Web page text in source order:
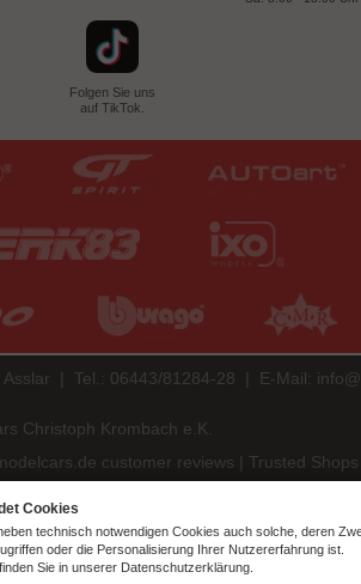
Folgen Sie uns
auf TikTok.
| Tel.: 06443/81284-28 | E-Mail:
Christoph Krombach e.K.
customer reviews | Trusted Shops
Cookies
technisch notwendigen Cookies auch solche, deren
oder die Personalisierung Ihrer Nutzererfahrung ist.
Sie in unserer Datenschutzerklärung.